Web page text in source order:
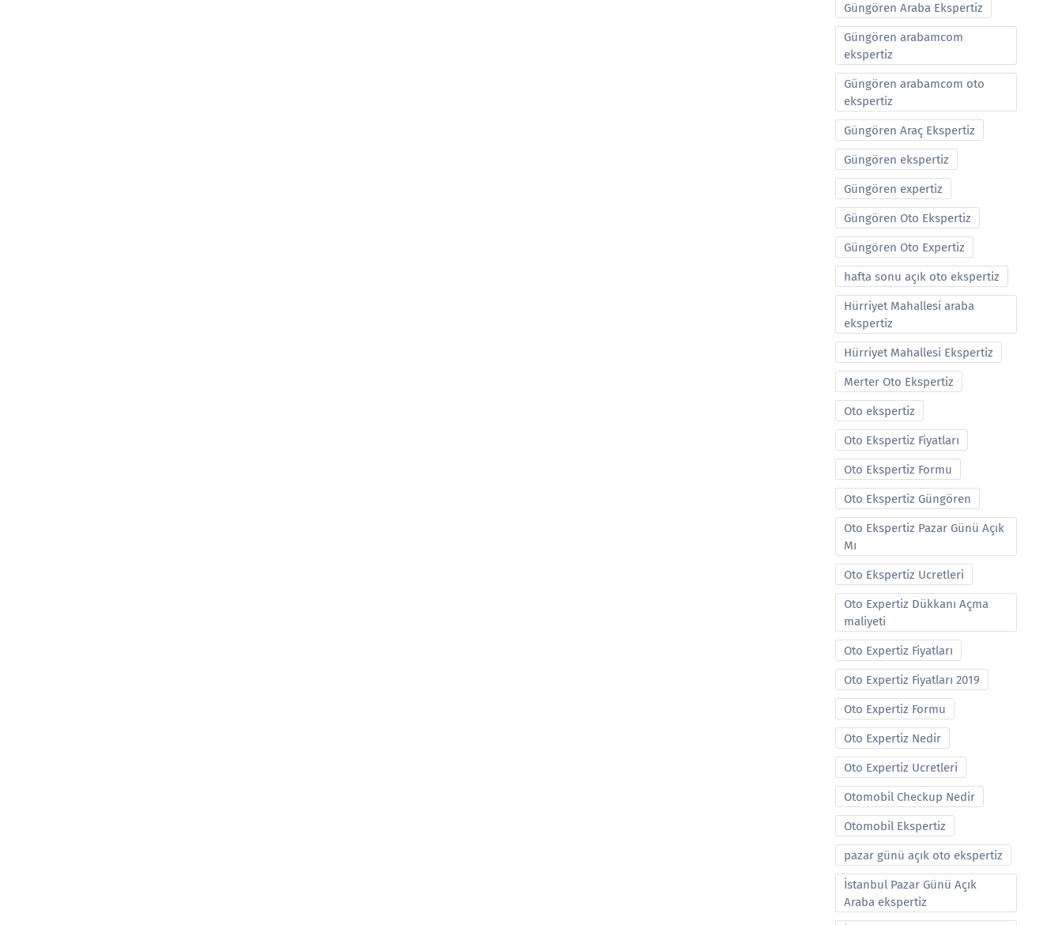
Güngören Araba Ekspertiz
Güngören arabamcom
ekspertiz
Güngören arabamcom oto
ekspertiz
Güngören Araç Ekspertiz
Güngören ekspertiz
Güngören expertiz
Güngören Oto Ekspertiz
Güngören Oto Expertiz
hafta sonu açık oto ekspertiz
Hürriyet Mahallesi araba
ekspertiz
Hürriyet Mahallesi Ekspertiz
Merter Oto Ekspertiz
Oto ekspertiz
Oto Ekspertiz Fiyatları
Oto Ekspertiz Formu
Oto Ekspertiz Güngören
Oto Ekspertiz Pazar Günü Açık
Mı
Oto Ekspertiz Ucretleri
Oto Expertiz Dükkanı Açma
maliyeti
Oto Expertiz Fiyatları
Oto Expertiz Fiyatları 2019
Oto Expertiz Formu
Oto Expertiz Nedir
Oto Expertiz Ucretleri
Otomobil Checkup Nedir
Otomobil Ekspertiz
pazar günü açık oto ekspertiz
İstanbul Pazar Günü Açık
Araba ekspertiz